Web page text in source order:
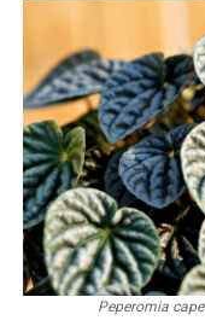
Peperomia